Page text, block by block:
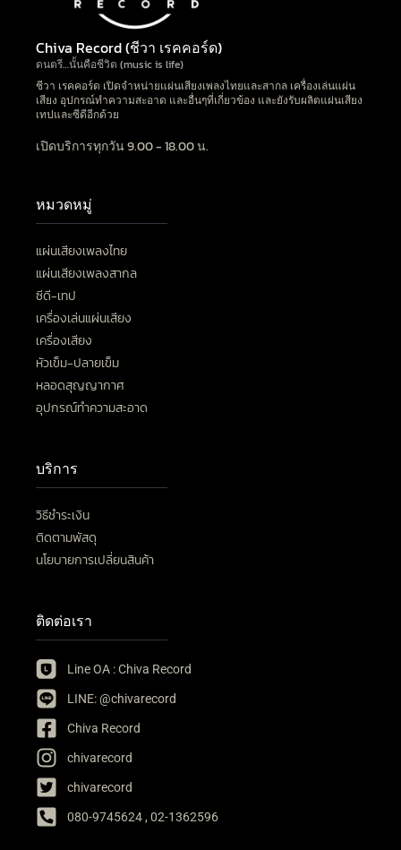
Chiva Record (ชีวา เรคคอร์ด)
ดนตรี…นั้นคือชีวิต (music is life)
ชีวา เรคคอร์ด เปิดจำหน่ายแผ่นเสียงเพลงไทยและสากล เครื่องเล่นแผ่น
เสียง อุปกรณ์ทำความสะอาด และอื่นๆที่เกี่ยวข้อง และยังรับผลิตแผ่นเสียง
เทปและซีดีอีกด้วย
เปิดบริการทุกวัน 9.00 - 18.00 น.
หมวดหมู่
แผ่นเสียงเพลงไทย
แผ่นเสียงเพลงสากล
ซีดี-เทป
เครื่องเล่นแผ่นเสียง
เครื่องเสียง
หัวเข็ม-ปลายเข็ม
หลอดสุญญากาศ
อุปกรณ์ทำความสะอาด
บริการ
วิธีชำระเงิน
ติดตามพัสดุ
นโยบายการเปลี่ยนสินค้า
ติดต่อเรา
Line OA : Chiva Record
LINE: @chivarecord
Chiva Record
chivarecord
chivarecord
080-9745624 , 02-1362596